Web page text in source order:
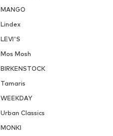
MANGO
Lindex
LEVI'S
Mos Mosh
BIRKENSTOCK
Tamaris
WEEKDAY
Urban Classics
MONKI